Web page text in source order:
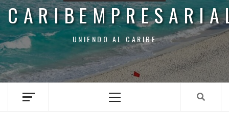
UNIENDO AL CARIBE
Menu